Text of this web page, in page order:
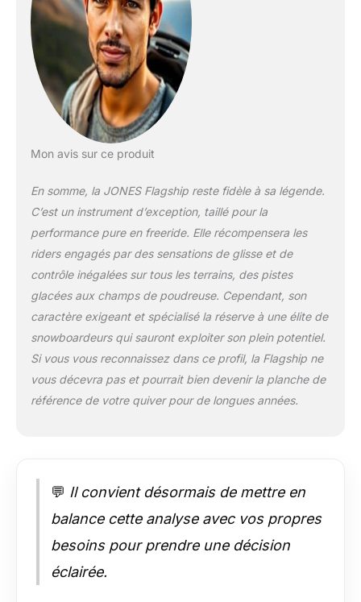
Mon avis sur ce produit
En somme, la JONES Flagship reste fidèle à sa légende.
C’est un instrument d’exception, taillé pour la
performance pure en freeride. Elle récompensera les
riders engagés par des sensations de glisse et de
contrôle inégalées sur tous les terrains, des pistes
glacées aux champs de poudreuse. Cependant, son
caractère exigeant et spécialisé la réserve à une élite de
snowboardeurs qui sauront exploiter son plein potentiel.
Si vous vous reconnaissez dans ce profil, la Flagship ne
vous décevra pas et pourrait bien devenir la planche de
référence de votre quiver pour de longues années.
💬 Il convient désormais de mettre en
balance cette analyse avec vos propres
besoins pour prendre une décision
éclairée.